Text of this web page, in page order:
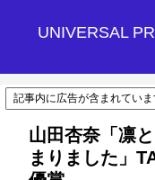
UNIVERSAL
記事内に広告が含まれていま
山田杏奈「凛
まりました」